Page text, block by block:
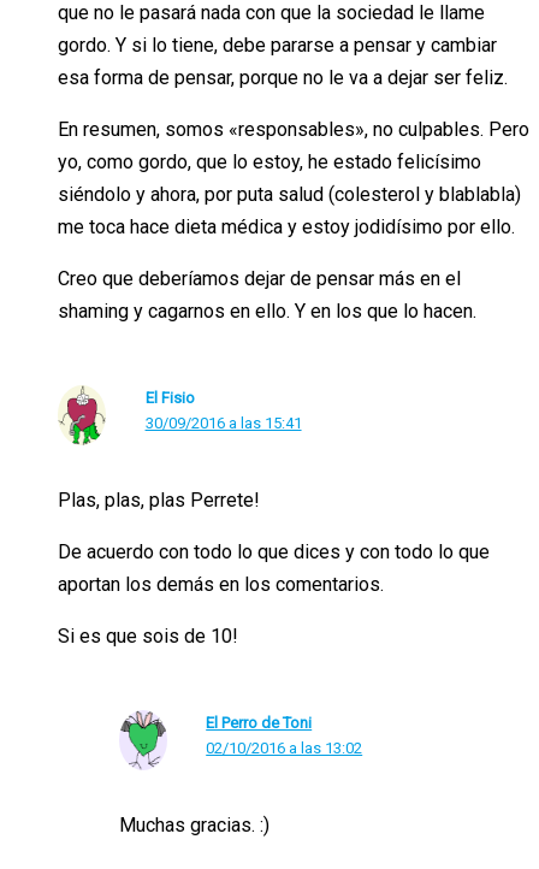
que no le pasará nada con que la sociedad le llame
gordo. Y si lo tiene, debe pararse a pensar y cambiar
esa forma de pensar, porque no le va a dejar ser feliz.
En resumen, somos «responsables», no culpables. Pero
yo, como gordo, que lo estoy, he estado felicísimo
siéndolo y ahora, por puta salud (colesterol y blablabla)
me toca hace dieta médica y estoy jodidísimo por ello.
Creo que deberíamos dejar de pensar más en el
shaming y cagarnos en ello. Y en los que lo hacen.
El Fisio
30/09/2016 a las 15:41
Plas, plas, plas Perrete!
De acuerdo con todo lo que dices y con todo lo que
aportan los demás en los comentarios.
Si es que sois de 10!
El Perro de Toni
02/10/2016 a las 13:02
Muchas gracias. :)